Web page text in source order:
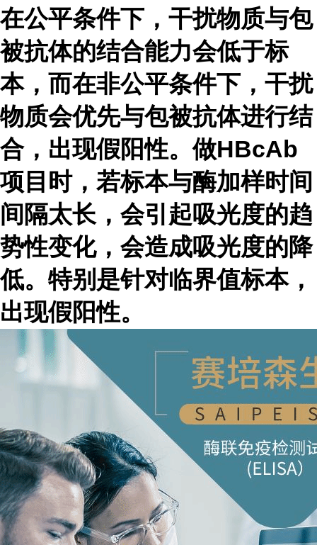
在公平条件下，干扰物质与包
被抗体的结合能力会低于标
本，而在非公平条件下，干扰
物质会优先与包被抗体进行结
合，出现假阳性。做HBcAb
项目时，若标本与酶加样时间
间隔太长，会引起吸光度的趋
势性变化，会造成吸光度的降
低。特别是针对临界值标本，
出现假阳性。